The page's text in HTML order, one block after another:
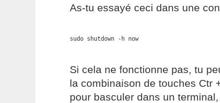
As-tu essayé ceci dans une
sudo shutdown -h now
Si cela ne fonctionne pas, tu
la combinaison de touches Ctr
pour basculer dans un